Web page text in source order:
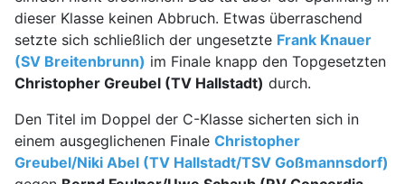
dieser Klasse keinen Abbruch. Etwas überraschend
setzte sich schließlich der ungesetzte Frank Knauer
(SV Breitenbrunn) im Finale knapp den Topgesetzten
Christopher Greubel (TV Hallstadt) durch.
Den Titel im Doppel der C-Klasse sicherten sich in
einem ausgeglichenen Finale Christopher
Greubel/Niki Abel (TV Hallstadt/TSV Goßmannsdorf)